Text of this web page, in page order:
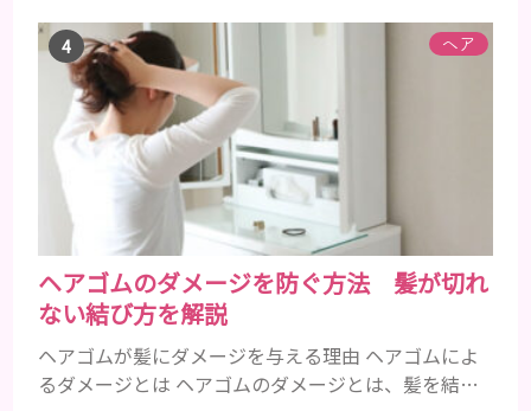
も違いますし、症状や種類によっても違います。まず
はどんな病気なのか、よりも、どんな種類のできも
のやしこりがあるのかを解説いきましょう。 水疱 ご
存知の方もいらっしゃるかと思いますが、すいほ
う、と読みます。これは表皮や表皮下にできるもので
す。表皮は0.2mmほ...
ヘア
ヘアゴムのダメージを防ぐ方法 髪が切れ
ない結び方を解説
ヘアゴムが髪にダメージを与える理由 ヘアゴムによ
るダメージとは ヘアゴムのダメージとは、髪を結ぶ